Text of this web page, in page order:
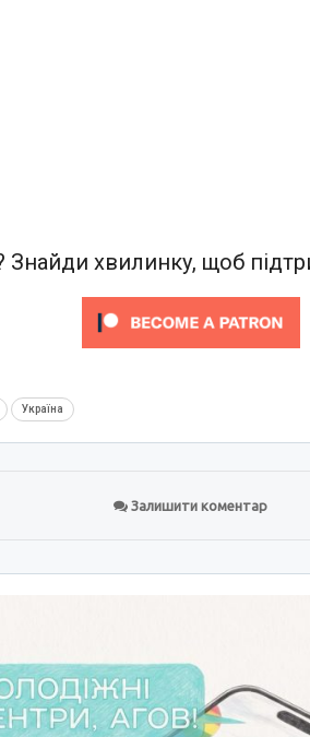
Знайди хвилинку, щоб
Україна
Залишити коментар